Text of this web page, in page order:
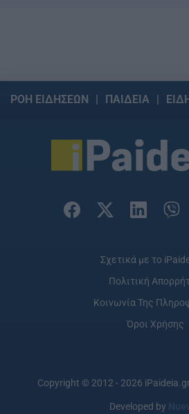
ΡΟΗ ΕΙΔΗΣΕΩΝ ΠΑΙΔΕΙΑ
Σχετικά με το
Πολιτική
Κοινωνία Της
Όροι Χρήσης
Copyright © 2012 - 2026
Developed by